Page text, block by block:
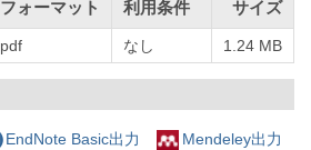
フォーマット 利用条件 サイズ
pdf なし 1.24 MB
EndNote Basic出力 Mendeley出力